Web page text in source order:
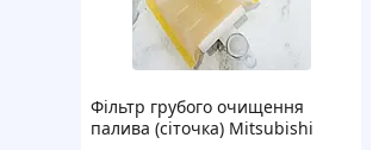
Фільтр грубого очищення
палива (сіточка) Mitsubishi